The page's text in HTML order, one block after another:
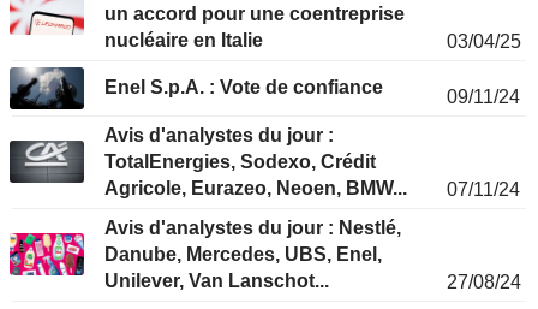
un accord pour une coentreprise
nucléaire en Italie
03/04/25
Enel S.p.A. : Vote de confiance
09/11/24
Avis d'analystes du jour :
TotalEnergies, Sodexo, Crédit
Agricole, Eurazeo, Neoen, BMW...
07/11/24
Avis d'analystes du jour : Nestlé,
Danube, Mercedes, UBS, Enel,
Unilever, Van Lanschot...
27/08/24